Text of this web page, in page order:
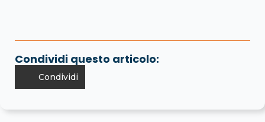
Condividi questo articolo:
Condividi